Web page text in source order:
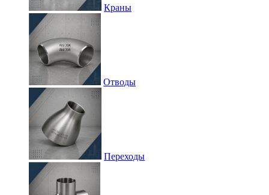
Краны
Отводы
Переходы